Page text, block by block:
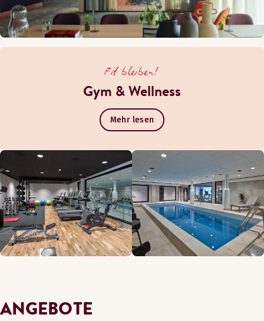
Fit bleiben!
Gym & Wellness
Mehr lesen
ANGEBOTE